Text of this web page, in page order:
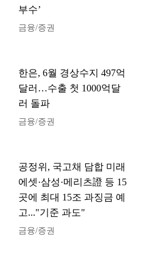
부수’
금융/증권
한은, 6월 경상수지 497억
달러…수출 첫 1000억달
러 돌파
금융/증권
공정위, 국고채 담합 미래
에셋·삼성·메리츠證 등 15
곳에 최대 15조 과징금 예
고..."기준 과도"
금융/증권